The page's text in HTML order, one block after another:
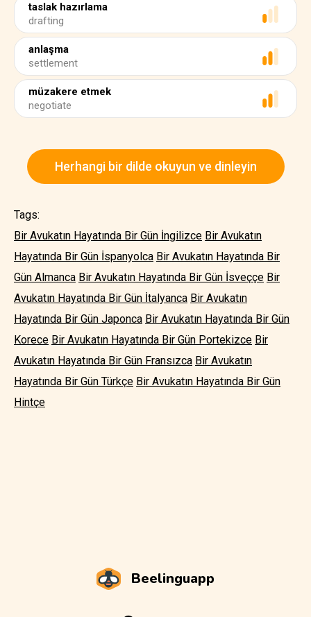
taslak hazırlama
drafting
anlaşma
settlement
müzakere etmek
negotiate
Herhangi bir dilde okuyun ve dinleyin
Tags:
Bir Avukatın Hayatında Bir Gün İngilizce Bir Avukatın
Hayatında Bir Gün İspanyolca Bir Avukatın Hayatında Bir
Gün Almanca Bir Avukatın Hayatında Bir Gün İsveççe Bir
Avukatın Hayatında Bir Gün İtalyanca Bir Avukatın
Hayatında Bir Gün Japonca Bir Avukatın Hayatında Bir Gün
Korece Bir Avukatın Hayatında Bir Gün Portekizce Bir
Avukatın Hayatında Bir Gün Fransızca Bir Avukatın
Hayatında Bir Gün Türkçe Bir Avukatın Hayatında Bir Gün
Hintçe
Beelinguapp